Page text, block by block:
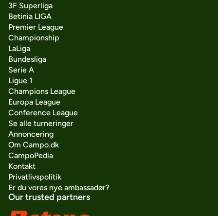
3F Superliga
Betinia LIGA
Premier League
Championship
LaLiga
Bundesliga
Serie A
Ligue 1
Champions League
Europa League
Conference League
Se alle turneringer
Annoncering
Om Campo.dk
CampoPedia
Kontakt
Privatlivspolitik
Er du vores nye ambassadør?
Our trusted partners